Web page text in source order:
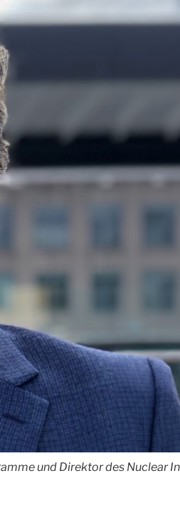
und Direktor des Nuclear